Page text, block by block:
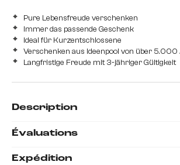
Pure Lebensfreude verschenken
Immer das passende Geschenk
Ideal für Kurzentschlossene
Verschenken aus Ideenpool von über 5.000
Langfristige Freude mit 3-jähriger Gültigkeit
Description
Évaluations
Expédition